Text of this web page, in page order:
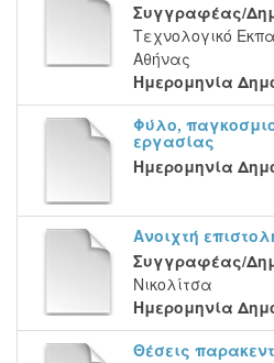
Συγγραφέας/
Τεχνολογικό
Αθήνας
Ημερομηνία
Φύλο,
εργασίας
Ημερομηνία
Ανοιχτή
Συγγραφέας/
Νικολίτσα
Ημερομηνία
Θέσεις